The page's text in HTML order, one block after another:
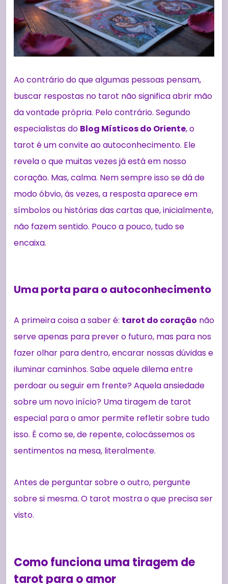
Ao contrário do que algumas pessoas pensam,
buscar respostas no tarot não significa abrir mão
da vontade própria. Pelo contrário. Segundo
especialistas do Blog Místicos do Oriente, o
tarot é um convite ao autoconhecimento. Ele
revela o que muitas vezes já está em nosso
coração. Mas, calma. Nem sempre isso se dá de
modo óbvio, às vezes, a resposta aparece em
símbolos ou histórias das cartas que, inicialmente,
não fazem sentido. Pouco a pouco, tudo se
encaixa.
Uma porta para o autoconhecimento
A primeira coisa a saber é: tarot do coração não
serve apenas para prever o futuro, mas para nos
fazer olhar para dentro, encarar nossas dúvidas e
iluminar caminhos. Sabe aquele dilema entre
perdoar ou seguir em frente? Aquela ansiedade
sobre um novo início? Uma tiragem de tarot
especial para o amor permite refletir sobre tudo
isso. É como se, de repente, colocássemos os
sentimentos na mesa, literalmente.
Antes de perguntar sobre o outro, pergunte
sobre si mesma. O tarot mostra o que precisa ser
visto.
Como funciona uma tiragem de
tarot para o amor